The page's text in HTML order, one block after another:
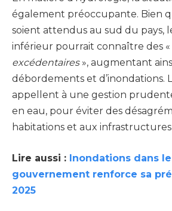
également préoccupante. Bien
soient attendus au sud du pays,
inférieur pourrait connaître des «
excédentaires», augmentant
débordements et d’inondations.
appellent à une gestion
en eau, pour éviter des
habitations et aux infrastructures
Lire aussi : Inondations dans
gouvernement renforce sa
2025